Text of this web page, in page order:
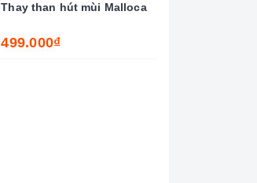
Thay than hút mùi Malloca
499.000₫